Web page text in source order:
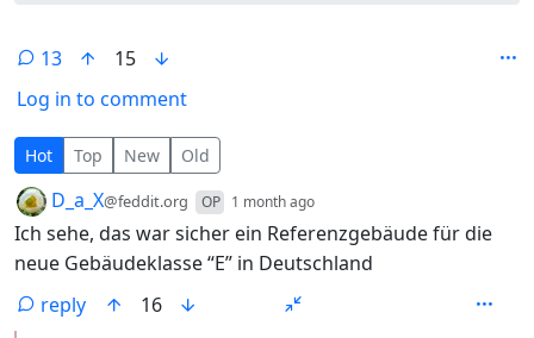
13
15
Log in to comment
13 Comments
Hot Top New Old
by D_a_X@feddit.org OP 1 month ago
Ich sehe, das war sicher ein Referenzgebäude für die
neue Gebäudeklasse “E” in Deutschland
reply
16